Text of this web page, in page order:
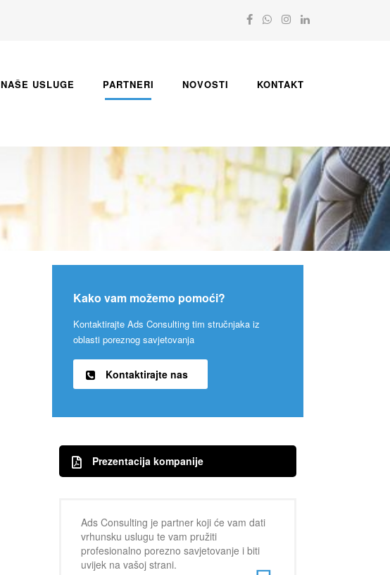
NAŠE USLUGE PARTNERI NOVOSTI KONTAKT
Kako vam možemo pomoći?
Kontaktirajte Ads Consulting tim stručnjaka iz
oblasti poreznog savjetovanja
Kontaktirajte nas
Prezentacija kompanije
Ads Consulting je partner koji će vam dati
vrhunsku uslugu te vam pružiti
profesionalno porezno savjetovanje i biti
uvijek na vašoj strani.